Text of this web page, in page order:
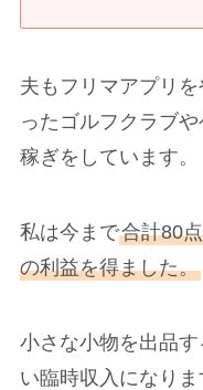
夫もフリマアプリ
ったゴルフクラブ
稼ぎをしています。
私は今まで合計80
の利益を得ました。
小さな小物を出品
い臨時収入になりま